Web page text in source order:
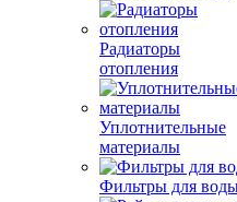
Радиаторы
отопления
Уплотнительные
материалы
Фильтры для